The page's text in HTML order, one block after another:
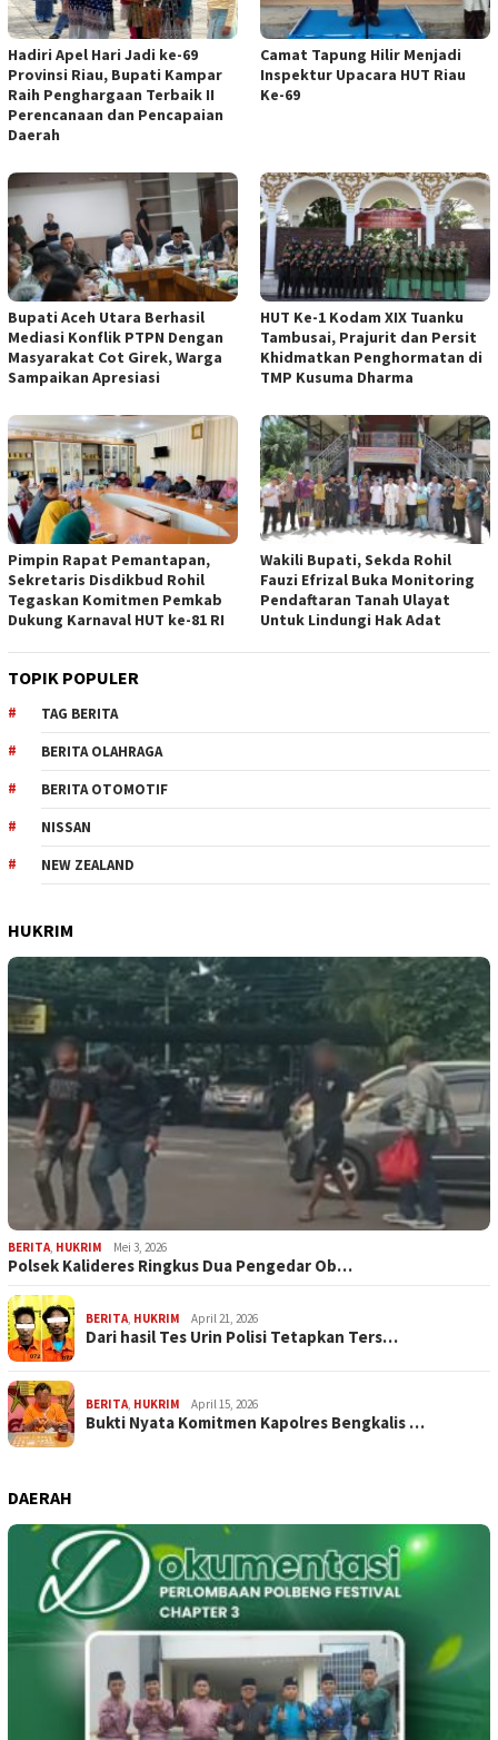
Hadiri Apel Hari Jadi ke-69
Provinsi Riau, Bupati Kampar
Raih Penghargaan Terbaik II
Perencanaan dan Pencapaian
Daerah
Camat Tapung Hilir Menjadi
Inspektur Upacara HUT Riau
Ke-69
Bupati Aceh Utara Berhasil
Mediasi Konflik PTPN Dengan
Masyarakat Cot Girek, Warga
Sampaikan Apresiasi
HUT Ke-1 Kodam XIX Tuanku
Tambusai, Prajurit dan Persit
Khidmatkan Penghormatan di
TMP Kusuma Dharma
Pimpin Rapat Pemantapan,
Sekretaris Disdikbud Rohil
Tegaskan Komitmen Pemkab
Dukung Karnaval HUT ke-81 RI
Wakili Bupati, Sekda Rohil
Fauzi Efrizal Buka Monitoring
Pendaftaran Tanah Ulayat
Untuk Lindungi Hak Adat
TOPIK POPULER
TAG BERITA
BERITA OLAHRAGA
BERITA OTOMOTIF
NISSAN
NEW ZEALAND
HUKRIM
BERITA, HUKRIM Mei 3, 2026
Polsek Kalideres Ringkus Dua Pengedar Ob…
BERITA, HUKRIM April 21, 2026
Dari hasil Tes Urin Polisi Tetapkan Ters…
BERITA, HUKRIM April 15, 2026
Bukti Nyata Komitmen Kapolres Bengkalis …
DAERAH